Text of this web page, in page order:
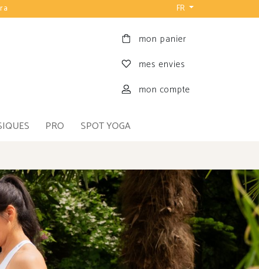
FR
mon panier
mes envies
mon compte
PRO SPOT YOGA